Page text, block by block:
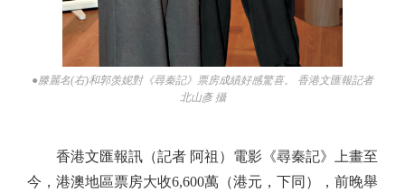
●滕麗名(右)和郭羡妮對《尋秦記》票房成績好感驚喜。 香港文匯報記者
北山彥 攝
香港文匯報訊（記者 阿祖）電影《尋秦記》上畫至
今，港澳地區票房大收6,600萬（港元，下同），前晚舉